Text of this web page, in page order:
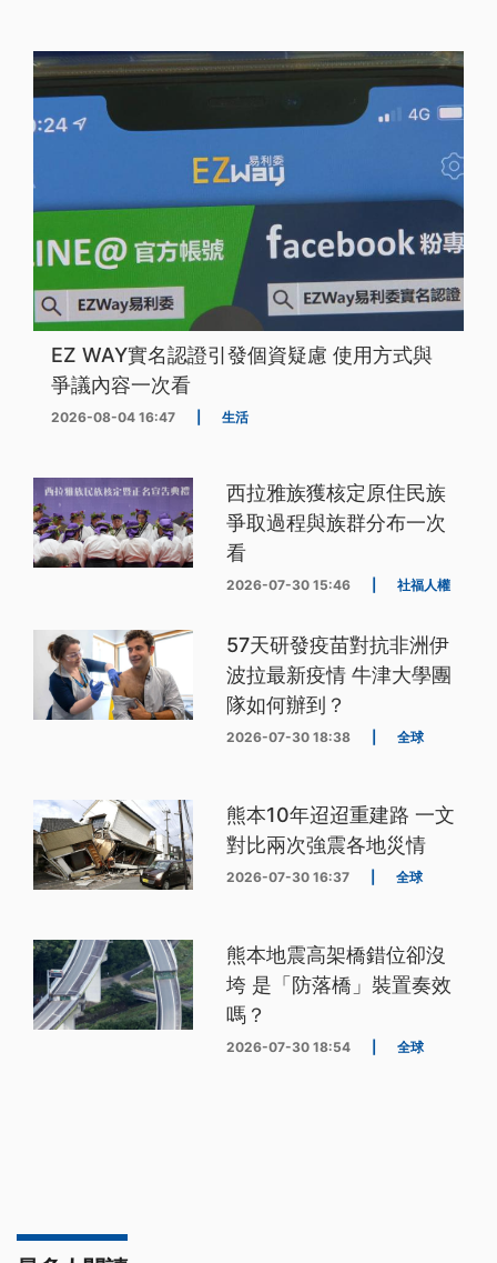
EZ WAY實名認證引發個資疑慮 使用方式與
爭議內容一次看
2026-08-04 16:47 生活
西拉雅族獲核定原住民族
爭取過程與族群分布一次
看
2026-07-30 15:46 社福人權
57天研發疫苗對抗非洲伊
波拉最新疫情 牛津大學團
隊如何辦到？
2026-07-30 18:38 全球
熊本10年迢迢重建路 一文
對比兩次強震各地災情
2026-07-30 16:37 全球
熊本地震高架橋錯位卻沒
垮 是「防落橋」裝置奏效
嗎？
2026-07-30 18:54 全球